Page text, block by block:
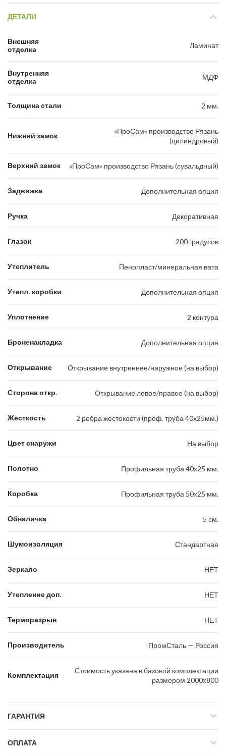
ДЕТАЛИ
Внешняя
отделка
Ламинат
Внутренняя
отделка
МДФ
Толщина стали 2 мм.
Нижний замок
«ПроСам» производство Рязань
(цилиндровый)
Верхний замок «ПроСам» производство Рязань (сувальдный)
Задвижка Дополнительная опция
Ручка Декоративная
Глазок 200 градусов
Утеплитель Пенопласт/минеральная вата
Утепл. коробки Дополнительная опция
Уплотнение 2 контура
Броненакладка Дополнительная опция
Открывание Открывание внутреннее/наружное (на выбор)
Сторона откр. Открывание левое/правое (на выбор)
Жесткость 2 ребра жестокости (проф. труба 40х25мм.)
Цвет снаружи На выбор
Полотно Профильная труба 40х25 мм.
Коробка Профильная труба 50х25 мм.
Обналичка 5 см.
Шумоизоляция Стандартная
Зеркало НЕТ
Утепление доп. НЕТ
Терморазрыв НЕТ
Производитель ПромСталь — Россия
Комплектация
Стоимость указана в базовой комплектации
размером 2000х800
ГАРАНТИЯ
ОПЛАТА